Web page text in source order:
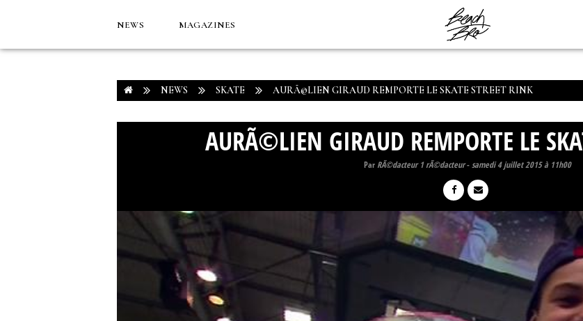
NEWS MAGAZINES
NEWS SKATE AURÃ©LIEN GIRAUD REMPORTE LE SKATE STREET RINK
AURÃ©LIEN GIRAUD REMPORTE LE
Par RÃ©dacteur 1 rÃ©dacteur-samedi 4 juillet 2015 à 11h00